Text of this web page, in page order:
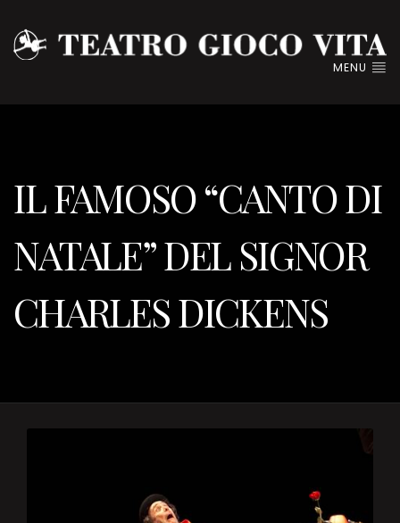
MENU
IL FAMOSO “CANTO DI
NATALE” DEL SIGNOR
CHARLES DICKENS